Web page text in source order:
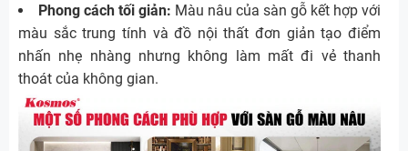
Phong cách tối giản: Màu nâu của sàn gỗ kết hợp với
màu sắc trung tính và đồ nội thất đơn giản tạo điểm
nhấn nhẹ nhàng nhưng không làm mất đi vẻ thanh
thoát của không gian.